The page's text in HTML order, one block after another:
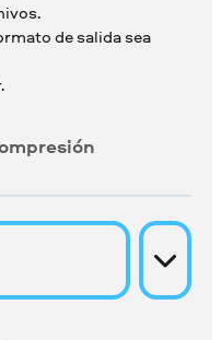
de salida sea